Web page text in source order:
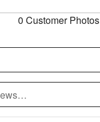
0 Customer Photos